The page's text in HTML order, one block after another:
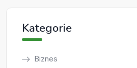
Kategorie
Biznes